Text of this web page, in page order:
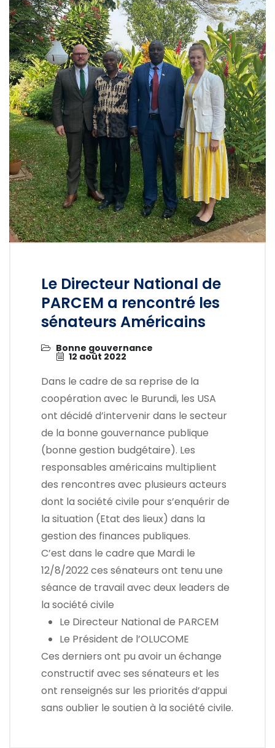
Le Directeur National de
PARCEM a rencontré les
sénateurs Américains
Bonne gouvernance
12 août 2022
Dans le cadre de sa reprise de la
coopération avec le Burundi, les USA
ont décidé d’intervenir dans le secteur
de la bonne gouvernance publique
(bonne gestion budgétaire). Les
responsables américains multiplient
des rencontres avec plusieurs acteurs
dont la société civile pour s’enquérir de
la situation (Etat des lieux) dans la
gestion des finances publiques.
C’est dans le cadre que Mardi le
12/8/2022 ces sénateurs ont tenu une
séance de travail avec deux leaders de
la société civile
Le Directeur National de PARCEM
Le Président de l’OLUCOME
Ces derniers ont pu avoir un échange
constructif avec ses sénateurs et les
ont renseignés sur les priorités d’appui
sans oublier le soutien à la société civile.